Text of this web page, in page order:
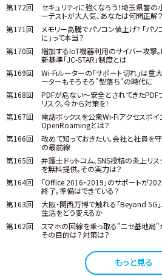
第172回
セキュリティに強くなろう！埼玉県警の
ーテストが大人気、あなたは何問正解？
第171回
メモリー高騰でパソコン値上げ? 「パ
に」って本当？
第170回
増加するIoT機器利用のサイバー攻撃。
新基準「JC-STAR」制度とは
第169回
Wi-Fiルーターの「サポート切れ」は重
ーターもそろそろ"型落ち"の時代に
第168回
PDFが危ない～安全とされてきたPDF
リスク。今から対策を！
第167回
電話ボックスを公衆Wi-Fiアクセスポイ
OpenRoamingとは？
第166回
改めて知っておきたい。会社と社員を守
の最前線
第165回
弁護士ドットコム、SNS投稿の炎上リ
を無料提供。その実力は？
第164回
「Office 2016・2019」のサポートが
終了。準備はできている？
第163回
大阪・関西万博で触れる「Beyond 5G
生活をどう変えるか
第162回
スマホの回線を乗っ取る"ニセ基地局
その目的は？対策は？
もっと見る